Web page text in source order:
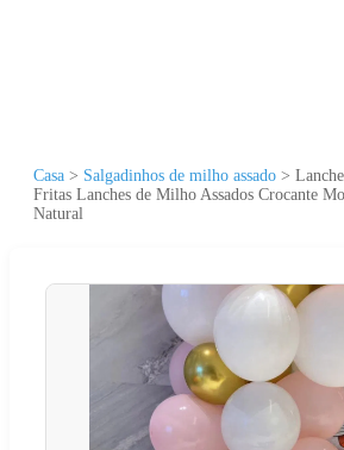
Casa > Salgadinhos de milho assado >
Fritas Lanches de Milho Assados Crocante
Natural